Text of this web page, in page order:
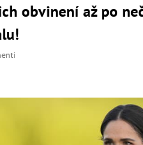
obvinení až po